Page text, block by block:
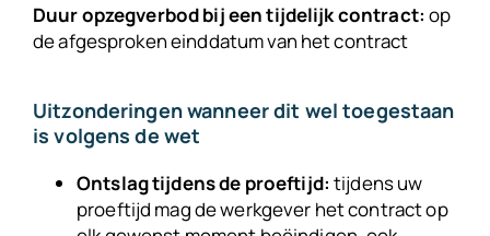
Duur opzegverbod bij een tijdelijk contract:op
de afgesproken einddatum van het contract
Uitzonderingen wanneer dit wel toegestaan
is volgens de wet
Ontslag tijdens de proeftijd: tijdens uw
proeftijd mag de werkgever het contract op